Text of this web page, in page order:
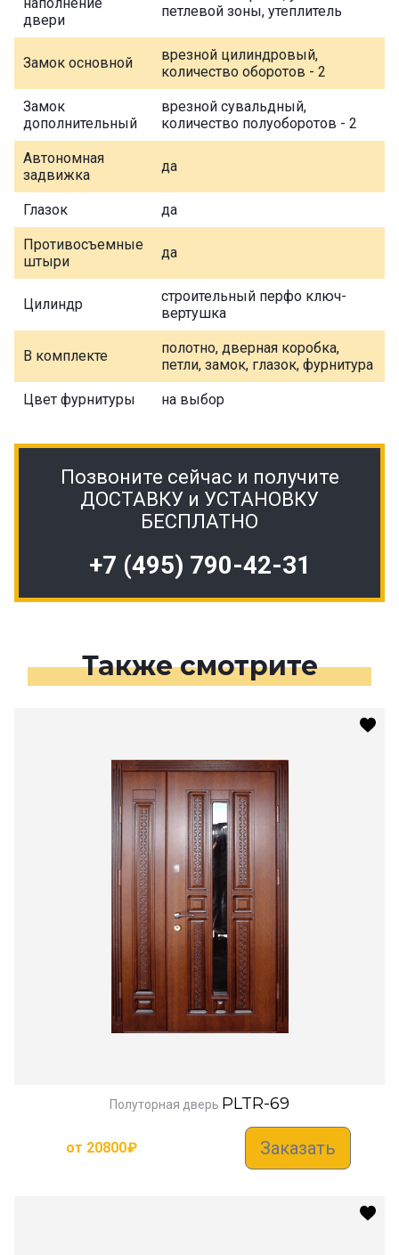
двери
петлевой зоны, утеплитель
Замок основной
врезной цилиндровый,
количество оборотов - 2
Замок
дополнительный
врезной сувальдный,
количество полуоборотов - 2
Автономная
задвижка
да
Глазок да
Противосъемные
штыри
да
Цилиндр
строительный перфо ключ-
вертушка
В комплекте
полотно, дверная коробка,
петли, замок, глазок, фурнитура
Цвет фурнитуры на выбор
Позвоните сейчас и получите
ДОСТАВКУ и УСТАНОВКУ
БЕСПЛАТНО
+7 (495) 790-42-31
Также смотрите
Полуторная дверь PLTR-69
от 20800₽ Заказать